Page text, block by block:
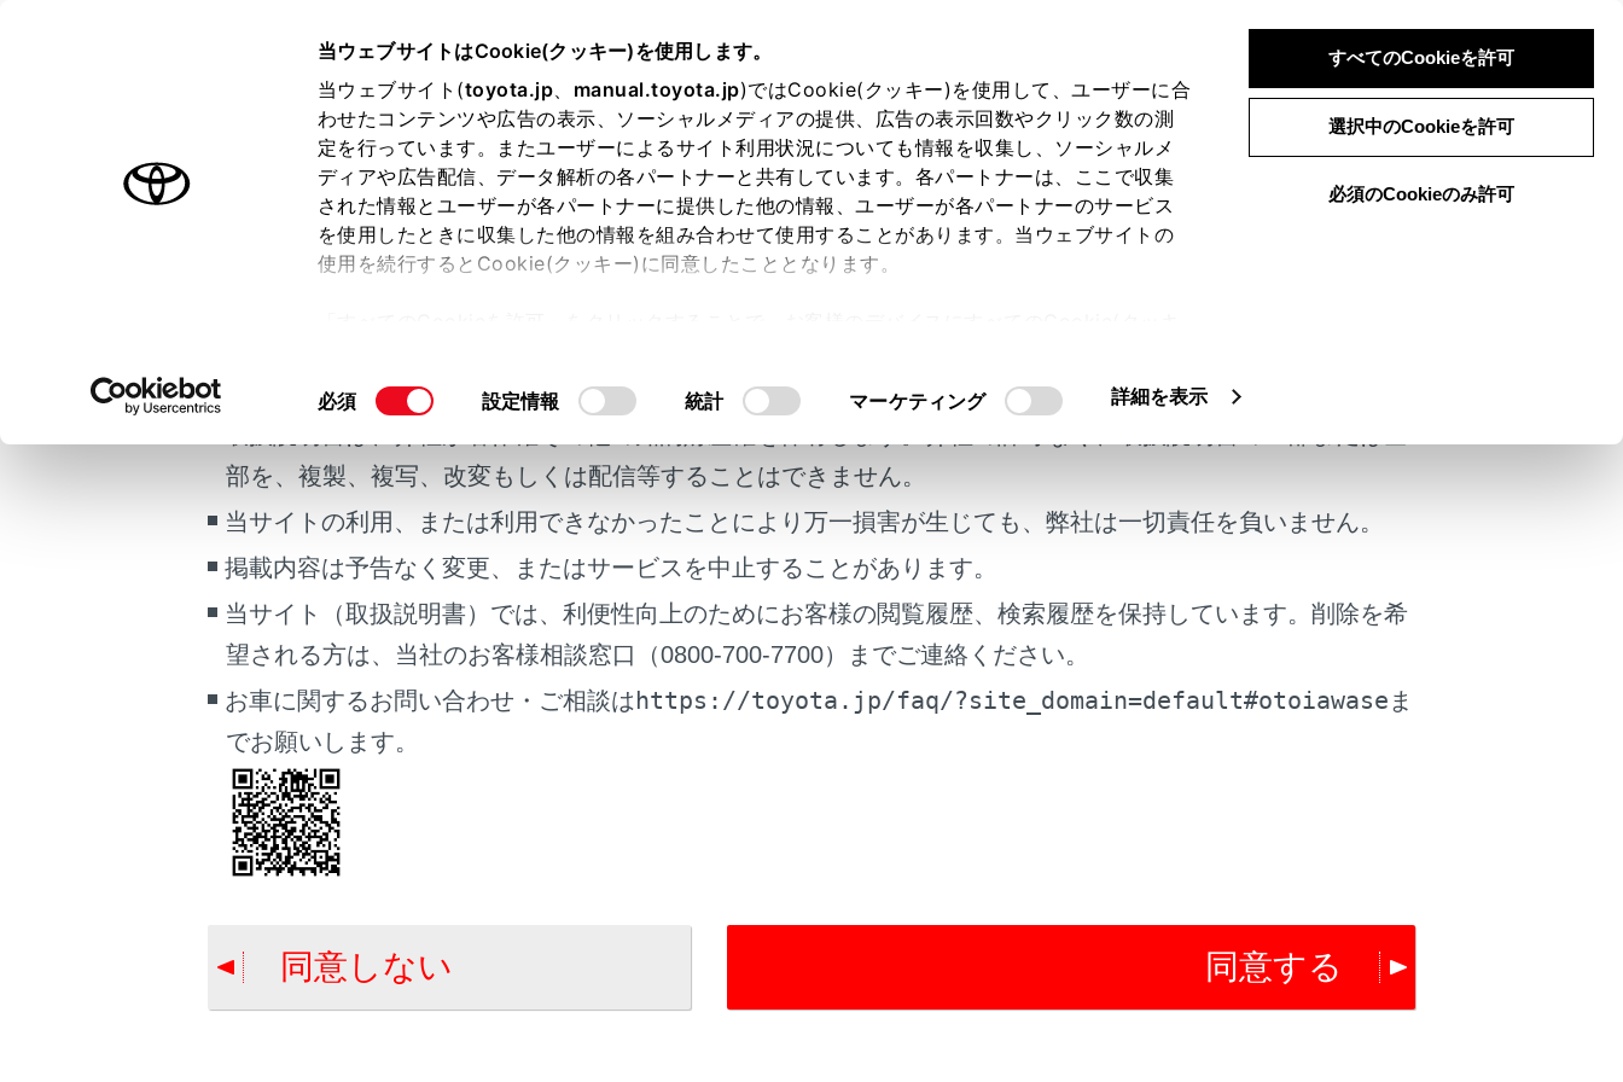
当ウェブサイトはCookie(クッキー)を使用します。
当ウェブサイト(toyota.jp、 manual.toyota.jp)ではCookie(クッキー)を使用して、ユーザーに合
わせたコンテンツや広告の表示、ソーシャルメディアの提供、広告の表示回数やクリック数の測
定を行っています。またユーザーによるサイト利用状況についても情報を収集し、ソーシャルメ
ディアや広告配信、データ解析の各パートナーと共有しています。各パートナーは、ここで収集
された情報とユーザーが各パートナーに提供した他の情報、ユーザーが各パートナーのサービス
を使用したときに収集した他の情報を組み合わせて使用することがあります。当ウェブサイトの
使用を続行するとCookie(クッキー)に同意したこととなります。
て」をご覧ください。
同
の
選
択
必須 設定情報 統計 マーケティング 詳細を表示
すべてのCookieを許可
選択中のCookieを許可
必須のCookieのみ許可
はじめに
安全・安心のために
プラグインハイブリッドシステム
室内装備・機能
マルチメディア
お手入れのしかた
万一の場合には
ブックマーク
あとで読む
画面表示設定
サイト利用について
マルチメディア ETCの利用 ETC の操作
ETC2.0 ユニットの使い方
メニュー
ETC カードを挿入する
ETC カードを抜く
ETC ゲート（入口・出口／精算用）の通過について
利用履歴を確認する
音量を調整する
合わせて見られているページ
ETC サービスについて
このページは役に立ちましたか？
ご利用の条件
掲載している取扱説明書はお客様の年式に合致しない場合があります。
部を、複製、複写、改変もしくは配信等することはできません。
当サイトの利用、または利用できなかったことにより万一損害が生じても、弊社は一切責任を負いません。
掲載内容は予告なく変更、またはサービスを中止することがあります。
当サイト（取扱説明書）では、利便性向上のためにお客様の閲覧履歴、検索履歴を保持しています。削除を希
望される方は、当社のお客様相談窓口（0800-700-7700）までご連絡ください。
お車に関するお問い合わせ・ご相談はhttps://toyota.jp/faq/?site_domain=default#otoiawase ま
でお願いします。
同意しない 同意する